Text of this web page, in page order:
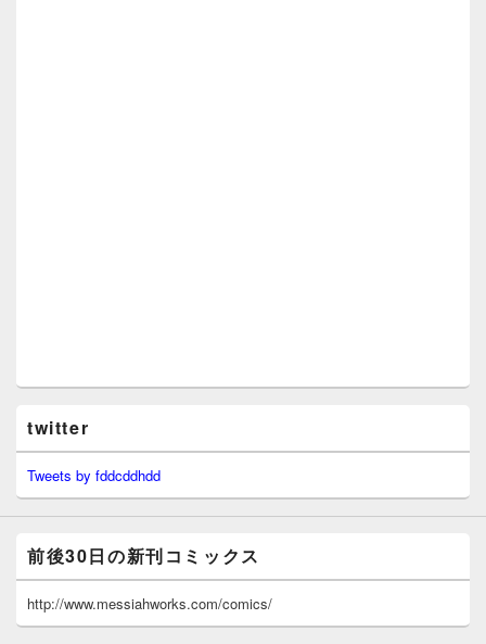
twitter
Tweets by fddcddhdd
前後30日の新刊コミックス
http://www.messiahworks.com/comics/